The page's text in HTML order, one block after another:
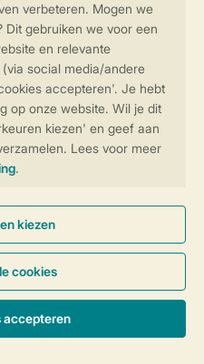
gegevens &
wijzigen
Notice
Cookies en banners
© 2026 Landal